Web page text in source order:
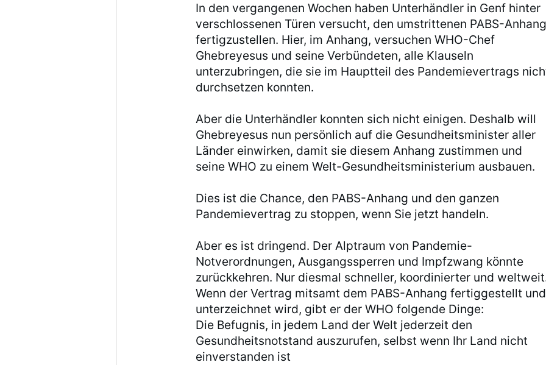
In den vergangenen Wochen haben Unterhändler in Genf hinter
verschlossenen Türen versucht, den umstrittenen PABS-Anhang
fertigzustellen. Hier, im Anhang, versuchen WHO-Chef
Ghebreyesus und seine Verbündeten, alle Klauseln
unterzubringen, die sie im Hauptteil des Pandemievertrags
durchsetzen konnten.
Aber die Unterhändler konnten sich nicht einigen. Deshalb will
Ghebreyesus nun persönlich auf die Gesundheitsminister aller
Länder einwirken, damit sie diesem Anhang zustimmen und
seine WHO zu einem Welt-Gesundheitsministerium ausbauen.
Dies ist die Chance, den PABS-Anhang und den ganzen
Pandemievertrag zu stoppen, wenn Sie jetzt handeln.
Aber es ist dringend. Der Alptraum von Pandemie-
Notverordnungen, Ausgangssperren und Impfzwang könnte
zurückkehren. Nur diesmal schneller, koordinierter und
Wenn der Vertrag mitsamt dem PABS-Anhang fertiggestellt und
unterzeichnet wird, gibt er der WHO folgende Dinge:
Die Befugnis, in jedem Land der Welt jederzeit den
Gesundheitsnotstand auszurufen, selbst wenn Ihr Land nicht
einverstanden ist